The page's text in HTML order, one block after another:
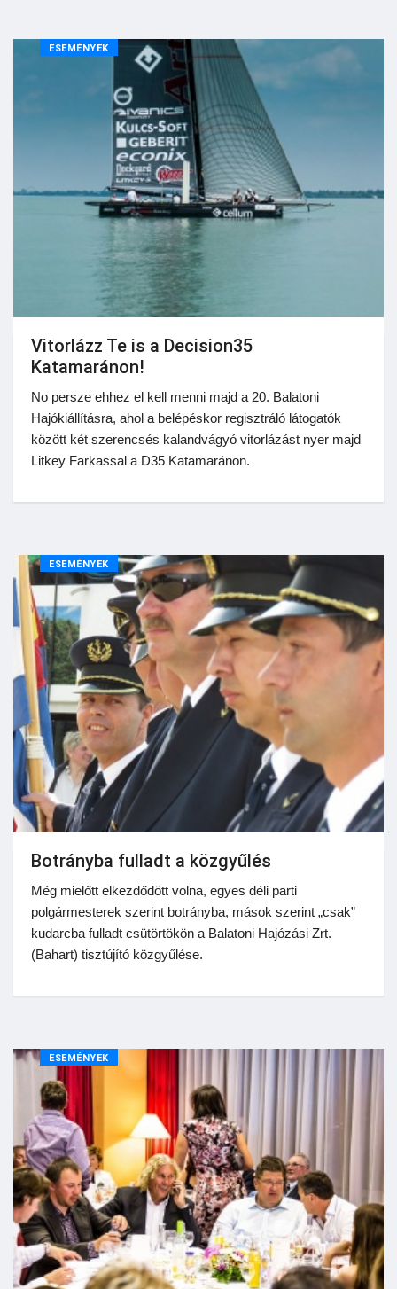
ESEMÉNYEK
Vitorlázz Te is a Decision35
Katamaránon!
No persze ehhez el kell menni majd a 20. Balatoni
Hajókiállításra, ahol a belépéskor regisztráló látogatók
között két szerencsés kalandvágyó vitorlázást nyer majd
Litkey Farkassal a D35 Katamaránon.
ESEMÉNYEK
Botrányba fulladt a közgyűlés
Még mielőtt elkezdődött volna, egyes déli parti
polgármesterek szerint botrányba, mások szerint „csak”
kudarcba fulladt csütörtökön a Balatoni Hajózási Zrt.
(Bahart) tisztújító közgyűlése.
ESEMÉNYEK